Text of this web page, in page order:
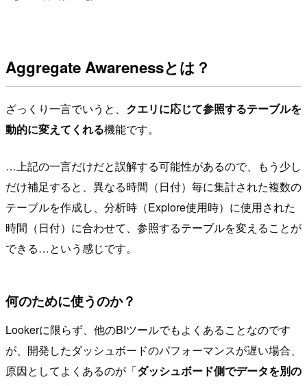
Aggregate Awarenessとは？
ざっくり一言でいうと、 クエリに応じて参照するテーブルを
動的に変えてくれる機能です。
…上記の一言だけだと誤解する可能性があるので、もう少し
だけ補足すると、異なる時間（日付）毎に集計された複数の
テーブルを作成し、分析時（Explore使用時）に使用された
時間（日付）に合わせて、参照するテーブルを変えることが
できる…という感じです。
何のために使うのか？
Lookerに限らず、他のBIツールでもよくあることなのです
が、開発したダッシュボードのパフォーマンスが遅い場合、
原因としてよくあるのが「ダッシュボード側でデータを別の